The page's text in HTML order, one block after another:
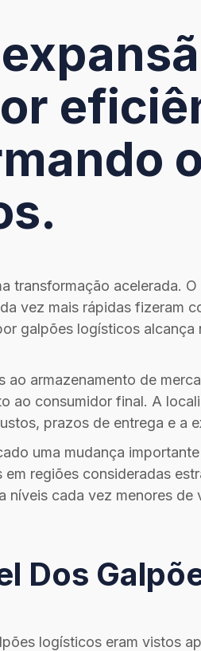
transformação acelerada.
vez mais rápidas fizeram
galpões logísticos
ao armazenamento de
ao consumidor final. A
prazos de entrega e a
uma mudança
regiões consideradas
níveis cada vez menores
Dos
logísticos eram vistos